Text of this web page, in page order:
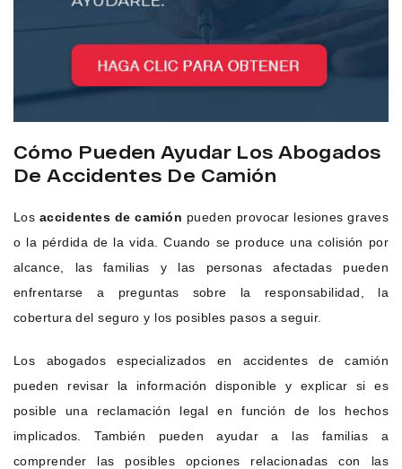
Cómo Pueden Ayudar Los Abogados
De Accidentes De Camión
Los accidentes de camión pueden provocar lesiones graves
o la pérdida de la vida. Cuando se produce una colisión por
alcance, las familias y las personas afectadas pueden
enfrentarse a preguntas sobre la responsabilidad, la
cobertura del seguro y los posibles pasos a seguir.
Los abogados especializados en accidentes de camión
pueden revisar la información disponible y explicar si es
posible una reclamación legal en función de los hechos
implicados. También pueden ayudar a las familias a
comprender las posibles opciones relacionadas con las